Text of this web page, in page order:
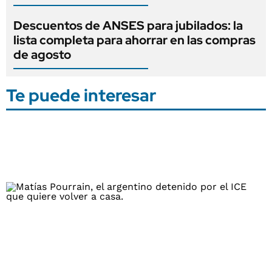
Descuentos de ANSES para jubilados: la
lista completa para ahorrar en las compras
de agosto
Te puede interesar